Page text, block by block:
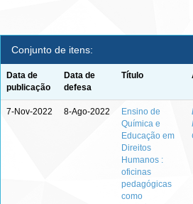
Conjunto de itens:
Data de
publicação
Data de
defesa
Título
7-Nov-2022 8-Ago-2022
Ensino de
Química e
Educação em
Direitos
Humanos :
oficinas
pedagógicas
como